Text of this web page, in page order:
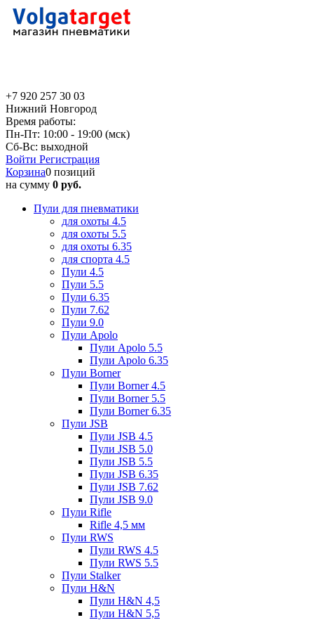
+7 920 257 30 03
Нижний Новгород
Время работы:
Пн-Пт: 10:00 - 19:00 (мск)
Сб-Вс: выходной
Войти Регистрация
Корзина0 позиций
на сумму 0 руб.
Пули для пневматики
для охоты 4.5
для охоты 5.5
для охоты 6.35
для спорта 4.5
Пули 4.5
Пули 5.5
Пули 6.35
Пули 7.62
Пули 9.0
Пули Apolo
Пули Apolo 5.5
Пули Apolo 6.35
Пули Borner
Пули Borner 4.5
Пули Borner 5.5
Пули Borner 6.35
Пули JSB
Пули JSB 4.5
Пули JSB 5.0
Пули JSB 5.5
Пули JSB 6.35
Пули JSB 7.62
Пули JSB 9.0
Пули Rifle
Rifle 4,5 мм
Пули RWS
Пули RWS 4.5
Пули RWS 5.5
Пули Stalker
Пули H&N
Пули H&N 4,5
Пули H&N 5,5